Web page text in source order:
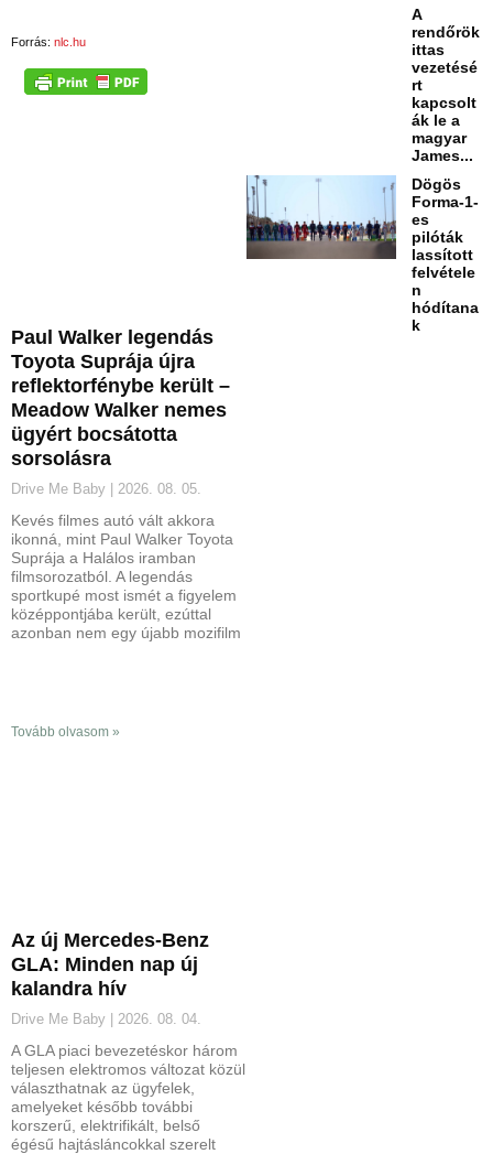
Forrás: nlc.hu
Paul Walker legendás
Toyota Suprája újra
reflektorfénybe került –
Meadow Walker nemes
ügyért bocsátotta
sorsolásra
Drive Me Baby 2026. 08. 05.
Kevés filmes autó vált akkora
ikonná, mint Paul Walker Toyota
Suprája a Halálos iramban
filmsorozatból. A legendás
sportkupé most ismét a figyelem
középpontjába került, ezúttal
azonban nem egy újabb mozifilm
Tovább olvasom »
Az új Mercedes-Benz
GLA: Minden nap új
kalandra hív
Drive Me Baby 2026. 08. 04.
A GLA piaci bevezetéskor három
teljesen elektromos változat közül
választhatnak az ügyfelek,
amelyeket később további
korszerű, elektrifikált, belső
égésű hajtásláncokkal szerelt
A
rendőrök
ittas
vezetésé
rt
kapcsolt
ák le a
magyar
James...
Dögös
Forma-1-
es
pilóták
lassított
felvétele
n
hódítana
k